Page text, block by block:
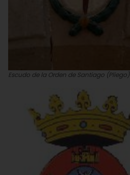
Escudo de la Orden de Santiago (Pliego)